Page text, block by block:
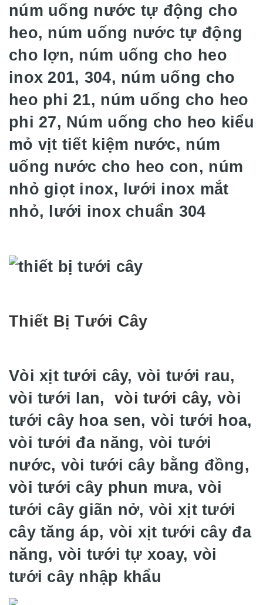
núm uống nước tự động cho
heo, núm uống nước tự động
cho lợn, núm uống cho heo
inox 201, 304, núm uống cho
heo phi 21, núm uống cho heo
phi 27, Núm uống cho heo kiểu
mỏ vịt tiết kiệm nước, núm
uống nước cho heo con, núm
nhỏ giọt inox, lưới inox mắt
nhỏ, lưới inox chuẩn 304
Thiết Bị Tưới Cây
Vòi xịt tưới cây, vòi tưới rau,
vòi tưới lan,vòi tưới cây, vòi
tưới cây hoa sen, vòi tưới hoa,
vòi tưới đa năng, vòi tưới
nước, vòi tưới cây bằng đồng,
vòi tưới cây phun mưa, vòi
tưới cây giãn nở, vòi xịt tưới
cây tăng áp, vòi xịt tưới cây đa
năng, vòi tưới tự xoay, vòi
tưới cây nhập khẩu